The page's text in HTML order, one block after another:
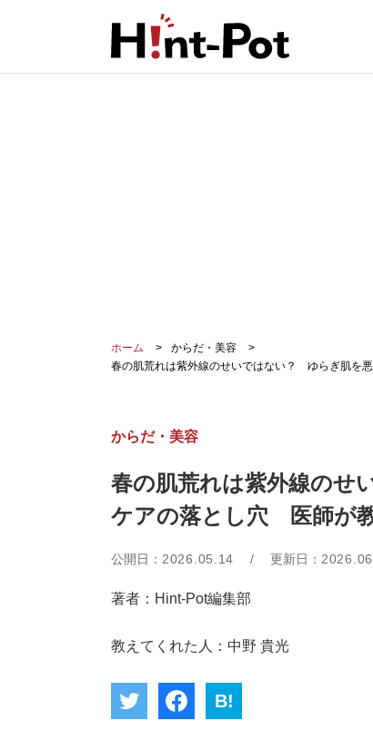
ホーム
からだ・美容
春の肌荒れは紫外線のせいではない？ ゆらぎ肌を
からだ・美容
春の肌荒れは紫外線の
ケアの落とし穴 医師が
公開日： 2026.05.14 / 更新日：
著者：Hint-Pot編集部
教えてくれた人：中野 貴光
B!